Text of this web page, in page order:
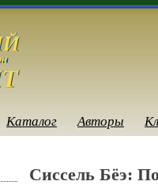
Каталог Авторы
Сиссель Бёэ: